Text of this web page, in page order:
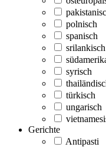
polnisch
spanisch
srilankisch
syrisch
türkisch
ungarisch
Gerichte
Antipasti